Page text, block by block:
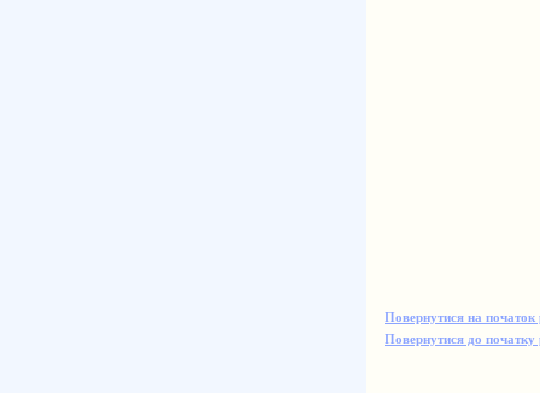
Повернутися на початок
Повернутися до початку